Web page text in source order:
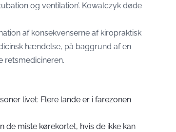
og ventilation’. Kowalczyk døde
af konsekvenserne af kiropraktisk
hændelse, på baggrund af en
retsmedicineren.
livet: Flere lande er i farezonen
de miste kørekortet, hvis de ikke kan